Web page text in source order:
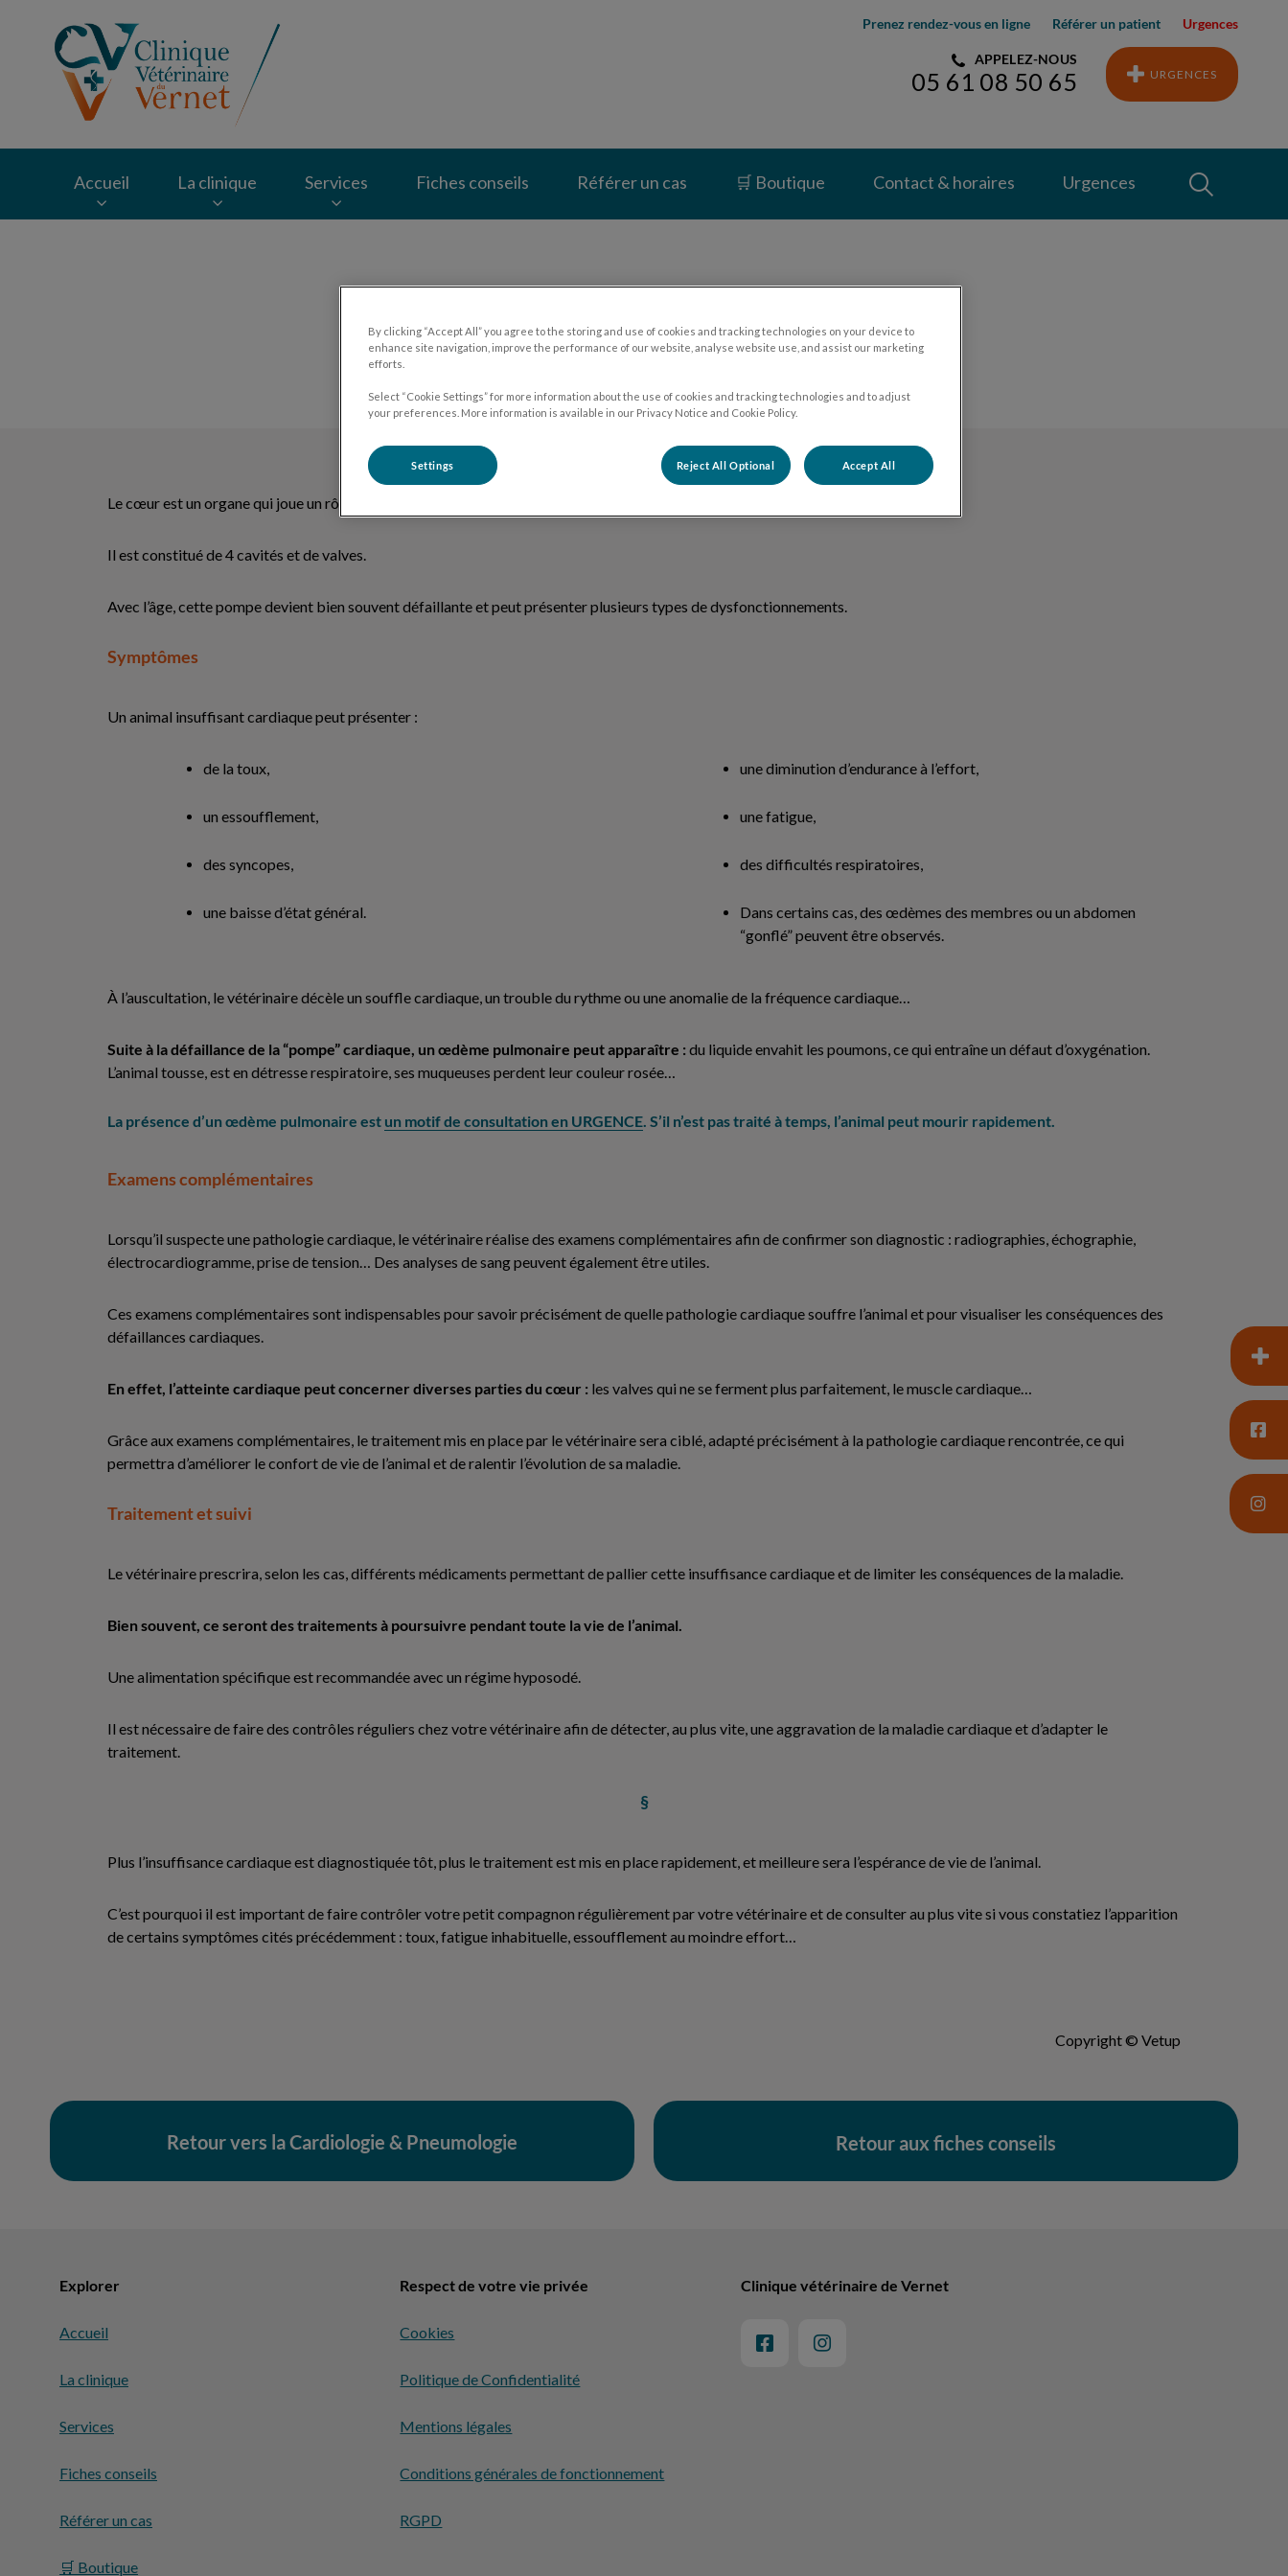
Prenez rendez-vous en ligne Référer un patient Urgences
APPELEZ-NOUS
05 61 08 50 65 URGENCES
Accueil La clinique Services Fiches conseils Référer un cas 🛒 Boutique Contact & horaires Urgences
Insuffisance cardiaque chez le chien
Le cœur est un organe qui joue un rôle de pompe et qui permet la distribution du sang dans tout le corps de l’animal.
Il est constitué de 4 cavités et de valves.
Avec l’âge, cette pompe devient bien souvent défaillante et peut présenter plusieurs types de dysfonctionnements.
Symptômes
Un animal insuffisant cardiaque peut présenter :
de la toux, une diminution d’endurance à l’effort,
un essoufflement, une fatigue,
des syncopes, des difficultés respiratoires,
une baisse d’état général.
Dans certains cas, des œdèmes des membres ou un abdomen
“gonflé” peuvent être observés.
À l’auscultation, le vétérinaire décèle un souffle cardiaque, un trouble du rythme ou une anomalie de la fréquence cardiaque…
Suite à la défaillance de la “pompe” cardiaque, un œdème pulmonaire peut apparaître : du liquide envahit les poumons, ce qui entraîne un défaut d’oxygénation.
L’animal tousse, est en détresse respiratoire, ses muqueuses perdent leur couleur rosée…
La présence d’un œdème pulmonaire est un motif de consultation en URGENCE. S’il n’est pas traité à temps, l’animal peut mourir rapidement.
Examens complémentaires
Lorsqu’il suspecte une pathologie cardiaque, le vétérinaire réalise des examens complémentaires afin de confirmer son diagnostic : radiographies, échographie,
électrocardiogramme, prise de tension… Des analyses de sang peuvent également être utiles.
Ces examens complémentaires sont indispensables pour savoir précisément de quelle pathologie cardiaque souffre l’animal et pour visualiser les conséquences des
défaillances cardiaques.
En effet, l’atteinte cardiaque peut concerner diverses parties du cœur : les valves qui ne se ferment plus parfaitement, le muscle cardiaque…
Grâce aux examens complémentaires, le traitement mis en place par le vétérinaire sera ciblé, adapté précisément à la pathologie cardiaque rencontrée, ce qui
permettra d’améliorer le confort de vie de l’animal et de ralentir l’évolution de sa maladie.
Traitement et suivi
Le vétérinaire prescrira, selon les cas, différents médicaments permettant de pallier cette insuffisance cardiaque et de limiter les conséquences de la maladie.
Bien souvent, ce seront des traitements à poursuivre pendant toute la vie de l’animal.
Une alimentation spécifique est recommandée avec un régime hyposodé.
Il est nécessaire de faire des contrôles réguliers chez votre vétérinaire afin de détecter, au plus vite, une aggravation de la maladie cardiaque et d’adapter le
traitement.
§
Plus l’insuffisance cardiaque est diagnostiquée tôt, plus le traitement est mis en place rapidement, et meilleure sera l’espérance de vie de l’animal.
C’est pourquoi il est important de faire contrôler votre petit compagnon régulièrement par votre vétérinaire et de consulter au plus vite si vous constatiez l’apparition
de certains symptômes cités précédemment : toux, fatigue inhabituelle, essoufflement au moindre effort…
Copyright © Vetup
Retour vers la Cardiologie & Pneumologie Retour aux fiches conseils
Explorer
Accueil
La clinique
Services
Fiches conseils
Référer un cas
🛒 Boutique
Respect de votre vie privée
Cookies
Politique de Confidentialité
Mentions légales
Conditions générales de fonctionnement
RGPD
Clinique vétérinaire de Vernet
By clicking “Accept All” you agree to the storing and use of cookies and tracking technologies on your device to
enhance site navigation, improve the performance of our website, analyse website use, and assist our marketing
efforts.
Select “Cookie Settings” for more information about the use of cookies and tracking technologies and to adjust
your preferences. More information is available in our Privacy Notice and Cookie Policy.
Settings Reject All Optional Accept All